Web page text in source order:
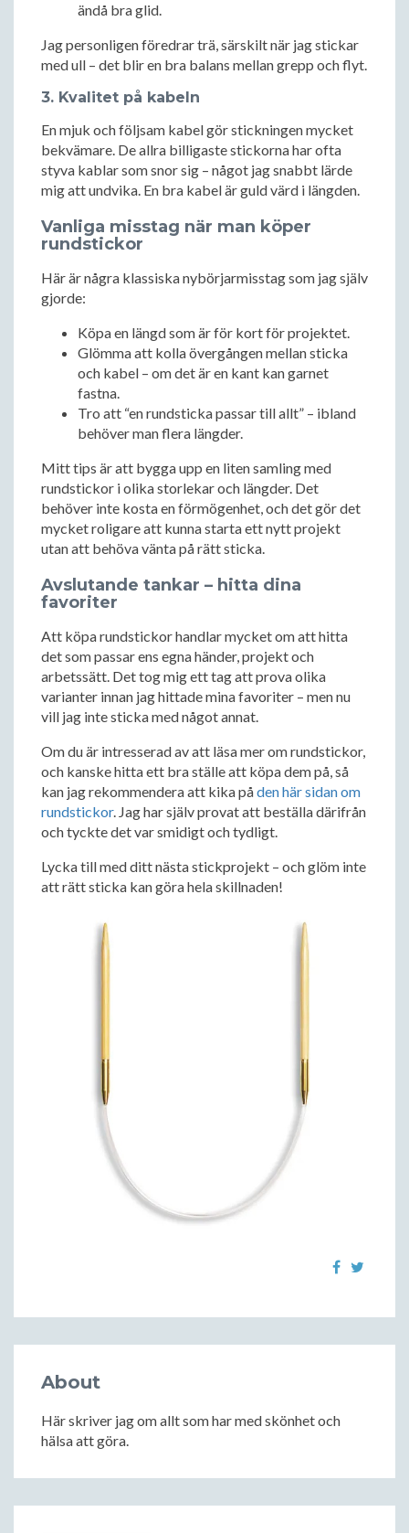
ändå bra glid.
Jag personligen föredrar trä, särskilt när jag stickar
med ull – det blir en bra balans mellan grepp och flyt.
3. Kvalitet på kabeln
En mjuk och följsam kabel gör stickningen mycket
bekvämare. De allra billigaste stickorna har ofta
styva kablar som snor sig – något jag snabbt lärde
mig att undvika. En bra kabel är guld värd i längden.
Vanliga misstag när man köper
rundstickor
Här är några klassiska nybörjarmisstag som jag själv
gjorde:
Köpa en längd som är för kort för projektet.
Glömma att kolla övergången mellan sticka
och kabel – om det är en kant kan garnet
fastna.
Tro att “en rundsticka passar till allt” – ibland
behöver man flera längder.
Mitt tips är att bygga upp en liten samling med
rundstickor i olika storlekar och längder. Det
behöver inte kosta en förmögenhet, och det gör det
mycket roligare att kunna starta ett nytt projekt
utan att behöva vänta på rätt sticka.
Avslutande tankar – hitta dina
favoriter
Att köpa rundstickor handlar mycket om att hitta
det som passar ens egna händer, projekt och
arbetssätt. Det tog mig ett tag att prova olika
varianter innan jag hittade mina favoriter – men nu
vill jag inte sticka med något annat.
Om du är intresserad av att läsa mer om rundstickor,
och kanske hitta ett bra ställe att köpa dem på, så
kan jag rekommendera att kika påden här sidan om
rundstickor. Jag har själv provat att beställa därifrån
och tyckte det var smidigt och tydligt.
Lycka till med ditt nästa stickprojekt – och glöm inte
att rätt sticka kan göra hela skillnaden!
About
Här skriver jag om allt som har med skönhet och
hälsa att göra.